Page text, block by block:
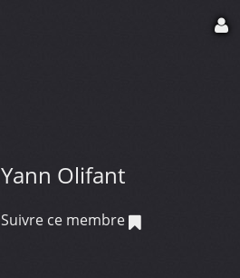
Yann Olifant
Suivre ce membre